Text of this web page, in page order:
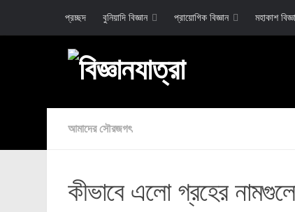
প্রচ্ছদ বুনিয়াদি বিজ্ঞান প্রায়োগিক বিজ্ঞান মহাকাশ
আমাদের সৌরজগৎ
কীভাবে এলো গ্রহের